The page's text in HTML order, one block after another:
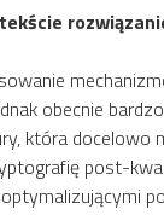
obecnie
która
post-